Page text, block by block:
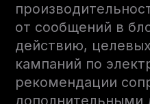
от сообщений в
действию,
кампаний по
рекомендации